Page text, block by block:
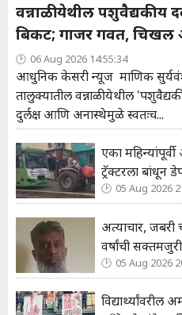
वन्नाळी येथील पशुवैद्यकीय
बिकट; गाजर गवत, चिखल
06 Aug 2026 14:55:34
आधुनिक केसरी न्यूज माणिक
तालुक्यातील वन्नाळी येथील
दुर्लक्ष आणि अनास्थेमुळे स्वतःच...
एका
ट्रॅक्टरला बांधून
05 Aug 2026
अत्याचार, जबरी
वर्षांची सक्तमजुरी
05 Aug 2026
विद्यार्थ्यांवरील